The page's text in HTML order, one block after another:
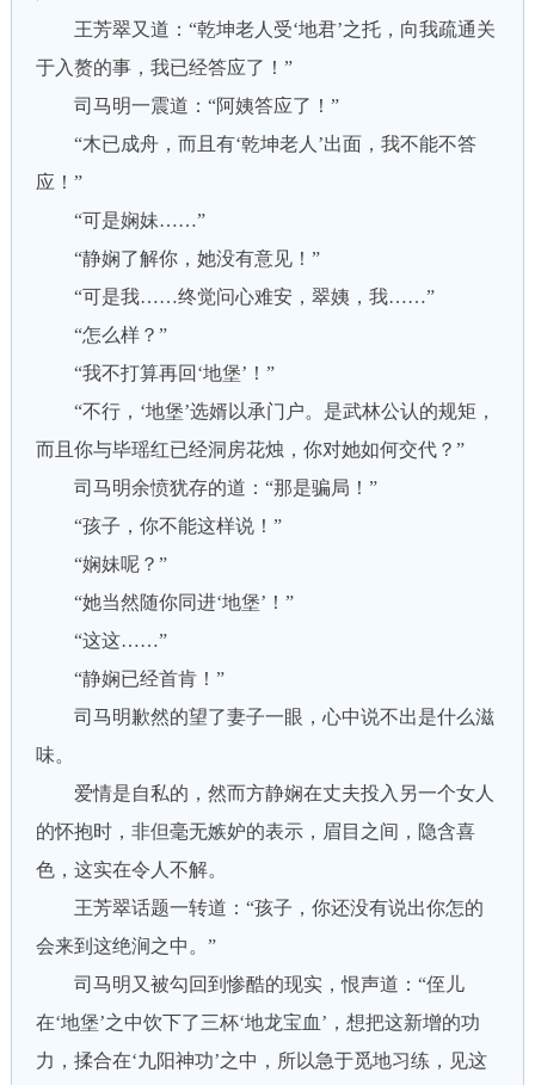
王芳翠又道：“乾坤老人受‘地君’之托，向我疏通关
于入赘的事，我已经答应了！”
司马明一震道：“阿姨答应了！”
“木已成舟，而且有‘乾坤老人’出面，我不能不答
应！”
“可是娴妹……”
“静娴了解你，她没有意见！”
“可是我……终觉问心难安，翠姨，我……”
“怎么样？”
“我不打算再回‘地堡’！”
“不行，‘地堡’选婿以承门户。是武林公认的规矩，
而且你与毕瑶红已经洞房花烛，你对她如何交代？”
司马明余愤犹存的道：“那是骗局！”
“孩子，你不能这样说！”
“娴妹呢？”
“她当然随你同进‘地堡’！”
“这这……”
“静娴已经首肯！”
司马明歉然的望了妻子一眼，心中说不出是什么滋
味。
爱情是自私的，然而方静娴在丈夫投入另一个女人
的怀抱时，非但毫无嫉妒的表示，眉目之间，隐含喜
色，这实在令人不解。
王芳翠话题一转道：“孩子，你还没有说出你怎的
会来到这绝涧之中。”
司马明又被勾回到惨酷的现实，恨声道：“侄儿
在‘地堡’之中饮下了三杯‘地龙宝血’，想把这新增的功
力，揉合在‘九阳神功’之中，所以急于觅地习练，见这